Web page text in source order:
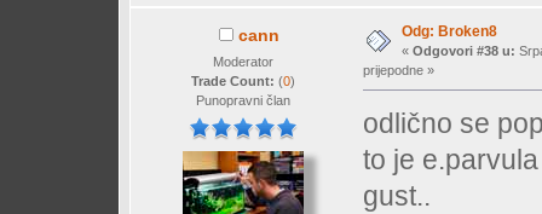
cann
Moderator
Trade Count: (0)
Punopravni član
Odg: Broken8
« Odgovori #38 u:
prijepodne »
odlično se
to je
gust..